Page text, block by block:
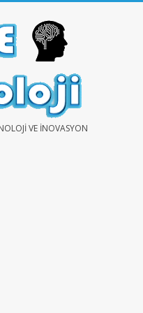
VE İNOVASYON